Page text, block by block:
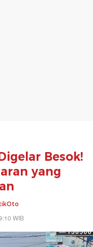
Besok!
yang
WIB